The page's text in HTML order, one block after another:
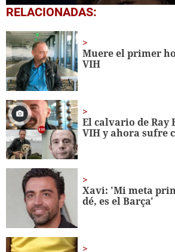
0
of
minute,
45
seconds
RELACIONADAS:
Muere el primer
VIH
El calvario de Ray
VIH y ahora sufre
Xavi: 'Mi meta
dé, es el Barça'